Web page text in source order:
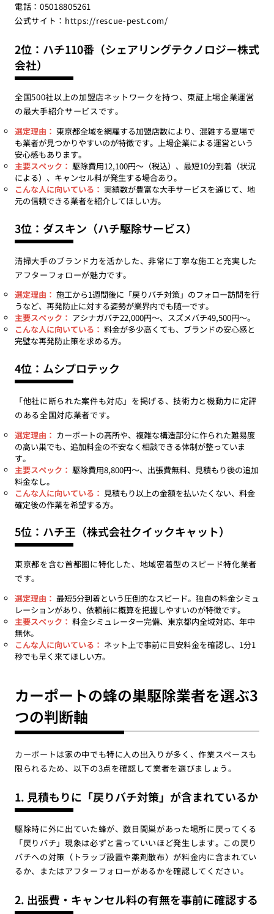
電話：05018805261
公式サイト： https://rescue-pest.com/
2位：ハチ110番（シェアリングテクノロジー株式
会社）
全国500社以上の加盟店ネットワークを持つ、東証上場企業運営
の最大手紹介サービスです。
選定理由： 東京都全域を網羅する加盟店数により、混雑する夏場で
も業者が見つかりやすいのが特徴です。上場企業による運営という
安心感もあります。
主要スペック： 駆除費用12,100円〜（税込）、最短10分到着（状況
による）、キャンセル料が発生する場合あり。
こんな人に向いている： 実績数が豊富な大手サービスを通じて、地
元の信頼できる業者を紹介してほしい方。
3位：ダスキン（ハチ駆除サービス）
清掃大手のブランド力を活かした、非常に丁寧な施工と充実した
アフターフォローが魅力です。
選定理由： 施工から1週間後に「戻りバチ対策」のフォロー訪問を行
うなど、再発防止に対する姿勢が業界内でも随一です。
主要スペック： アシナガバチ22,000円〜、スズメバチ49,500円〜。
こんな人に向いている： 料金が多少高くても、ブランドの安心感と
完璧な再発防止策を求める方。
4位：ムシプロテック
「他社に断られた案件も対応」を掲げる、技術力と機動力に定評
のある全国対応業者です。
選定理由： カーポートの高所や、複雑な構造部分に作られた難易度
の高い巣でも、追加料金の不安なく相談できる体制が整っていま
す。
主要スペック： 駆除費用8,800円〜、出張費無料、見積もり後の追加
料金なし。
こんな人に向いている： 見積もり以上の金額を払いたくない、料金
確定後の作業を希望する方。
5位：ハチ王（株式会社クイックキャット）
東京都を含む首都圏に特化した、地域密着型のスピード特化業者
です。
選定理由： 最短5分到着という圧倒的なスピード。独自の料金シミュ
レーションがあり、依頼前に概算を把握しやすいのが特徴です。
主要スペック： 料金シミュレーター完備、東京都内全域対応、年中
無休。
こんな人に向いている： ネット上で事前に目安料金を確認し、1分1
秒でも早く来てほしい方。
カーポートの蜂の巣駆除業者を選ぶ3
つの判断軸
カーポートは家の中でも特に人の出入りが多く、作業スペースも
限られるため、以下の3点を確認して業者を選びましょう。
1. 見積もりに「戻りバチ対策」が含まれているか
駆除時に外に出ていた蜂が、数日間巣があった場所に戻ってくる
「戻りバチ」現象は必ずと言っていいほど発生します。この戻り
バチへの対策（トラップ設置や薬剤散布）が料金内に含まれてい
るか、またはアフターフォローがあるかを確認してください。
2. 出張費・キャンセル料の有無を事前に確認する